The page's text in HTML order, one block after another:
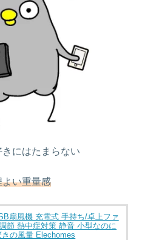
にはたまらない
よい重量感
扇風機 充電式 手持ち/卓上ファ
節 熱中症対策 静音 小型なのに
きの風量 Elechomes